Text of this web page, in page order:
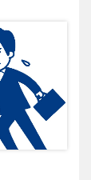
は3種類の
介します。
１年間過ご
ために「ゆ
帳とキャッ
デビットカ
トで買い物